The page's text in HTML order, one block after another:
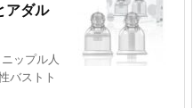
アダル
ップル人
バストト